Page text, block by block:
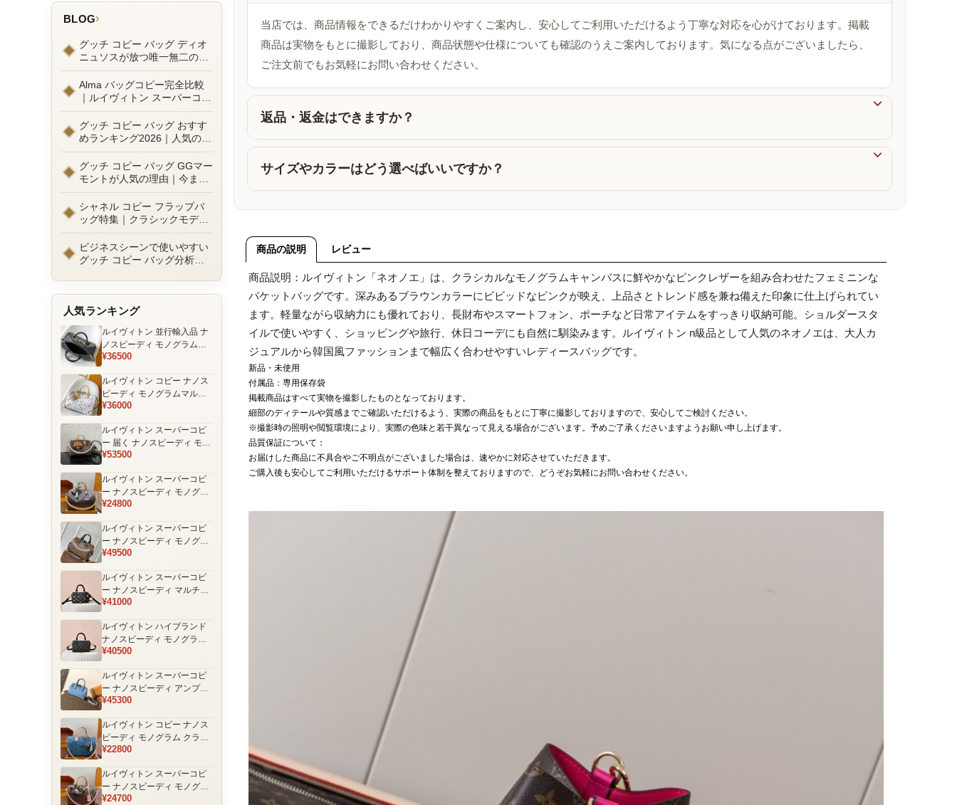
BLOG›
グッチ コピー バッグ ディオ
ニュソスが放つ唯一無二の魅
力とは？新作ラインナップ徹
底ガイドとリアルコーデ例
Alma バッグコピー完全比較
｜ルイヴィトン スーパーコピ
ーで叶えるエレガントな日常
グッチ コピー バッグ おすす
めランキング2026｜人気の
GGマーモントから定番モデ
ルまで徹底比較！コピーバッ
グ通販の選び方
グッチ コピー バッグ GGマー
モントが人気の理由｜今また
選ばれる定番ラグジュアリー
バッグとは
シャネル コピー フラップバ
ッグ特集｜クラシックモデル
の魅力と永遠に愛される理由
ビジネスシーンで使いやすい
グッチ コピー バッグ分析｜
人気ランキング
ルイヴィトン 並行輸入品 ナ
ノスピーディ モノグラムエ
クリプス ブラック チェーン
¥36500
ルイヴィトン コピー ナノス
ピーディ モノグラムマルチ
カラー ホワイト ゴールド金
バッグ
¥36000
ルイヴィトン スーパーコピ
ー 届く ナノスピーディ モノ
グラム ポーチ付き ミニボス
品
¥53500
ルイヴィトン スーパーコピ
ー ナノスピーディ モノグラ
ム 編み込みストラップ ミニ
気モデル
¥24800
ルイヴィトン スーパーコピ
ー ナノスピーディ モノグラ
ム ブラックハンドル 2WAY
¥49500
ルイヴィトン スーパーコピ
ー ナノスピーディ マルチカ
ラーモノグラム ミニボスト
ス
¥41000
ルイヴィトン ハイブランド
ナノスピーディ モノグラム
シャドウ 2WAYミニバッグ
¥40500
ルイヴィトン スーパーコピ
ー ナノスピーディ アンプラ
ントレザー ミニボストンバ
すめ
¥45300
ルイヴィトン コピー ナノス
ピーディ モノグラム クラシ
ックデザイン ミニボストン
¥22800
ルイヴィトン スーパーコピ
ー ナノスピーディ モノグラ
ム チャーム装飾 ミニボスト
¥24700
当店では、商品情報をできるだけわかりやすくご案内し、安心してご利用いただけるよう丁寧な対応を心がけております。掲載
商品は実物をもとに撮影しており、商品状態や仕様についても確認のうえご案内しております。気になる点がございましたら、
ご注文前でもお気軽にお問い合わせください。
返品・返金はできますか？

サイズやカラーはどう選べばいいですか？

商品の説明 レビュー
商品説明：ルイヴィトン「ネオノエ」は、クラシカルなモノグラムキャンバスに鮮やかなピンクレザーを組み合わせたフェミニンな
バケットバッグです。深みあるブラウンカラーにビビッドなピンクが映え、上品さとトレンド感を兼ね備えた印象に仕上げられてい
ます。軽量ながら収納力にも優れており、長財布やスマートフォン、ポーチなど日常アイテムをすっきり収納可能。ショルダースタ
イルで使いやすく、ショッピングや旅行、休日コーデにも自然に馴染みます。ルイヴィトン n級品として人気のネオノエは、大人カ
ジュアルから韓国風ファッションまで幅広く合わせやすいレディースバッグです。
新品・未使用
付属品：専用保存袋
掲載商品はすべて実物を撮影したものとなっております。
細部のディテールや質感までご確認いただけるよう、実際の商品をもとに丁寧に撮影しておりますので、安心してご検討ください。
※撮影時の照明や閲覧環境により、実際の色味と若干異なって見える場合がございます。予めご了承くださいますようお願い申し上げます。
品質保証について：
お届けした商品に不具合やご不明点がございました場合は、速やかに対応させていただきます。
ご購入後も安心してご利用いただけるサポート体制を整えておりますので、どうぞお気軽にお問い合わせください。